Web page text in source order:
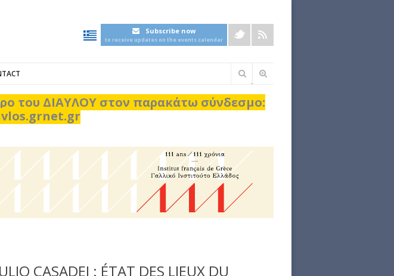
Subscribe now
to receive updates on the events calendar
Φόρμα
αναζήτησης
του ΔΙΑΥΛΟΥ στον παρακάτω σύνδεσμο:
CASADEI : ÉTAT DES LIEUX DU